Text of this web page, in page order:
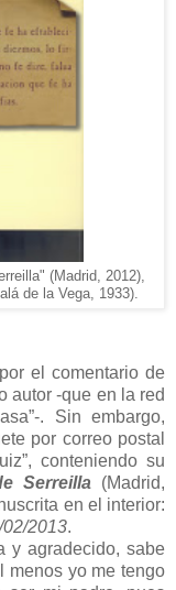
" (Madrid, 2012),
de la Vega, 1933).
el comentario de
autor -que en la red
. Sin embargo,
por correo postal
conteniendo su
Serreilla (Madrid,
en el interior:
02/2013.
y agradecido, sabe
menos yo me tengo